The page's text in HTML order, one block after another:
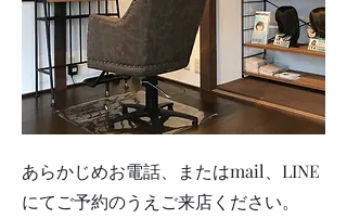
あらかじめお電話、またはmail、LINE
にてご予約のうえご来店ください。